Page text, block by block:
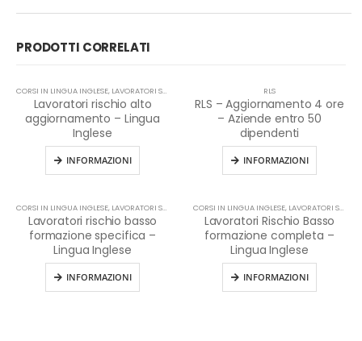
PRODOTTI CORRELATI
CORSI IN LINGUA INGLESE, LAVORATORI STRANIERI
Lavoratori rischio alto
aggiornamento – Lingua
Inglese
INFORMAZIONI
RLS
RLS – Aggiornamento 4 ore
– Aziende entro 50
dipendenti
INFORMAZIONI
CORSI IN LINGUA INGLESE, LAVORATORI STRANIERI
Lavoratori rischio basso
formazione specifica –
Lingua Inglese
INFORMAZIONI
CORSI IN LINGUA INGLESE, LAVORATORI STRANIERI
Lavoratori Rischio Basso
formazione completa –
Lingua Inglese
INFORMAZIONI